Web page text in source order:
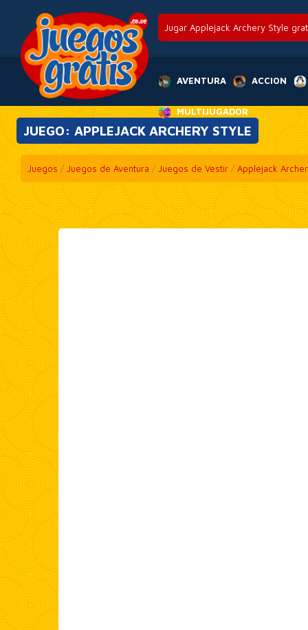
Jugar Applejack Archery Style
AVENTURA ACCION
MULTIJUGADOR
JUEGO: APPLEJACK ARCHERY STYLE
Juegos / Juegos de Aventura / Juegos de Vestir/ Applejack